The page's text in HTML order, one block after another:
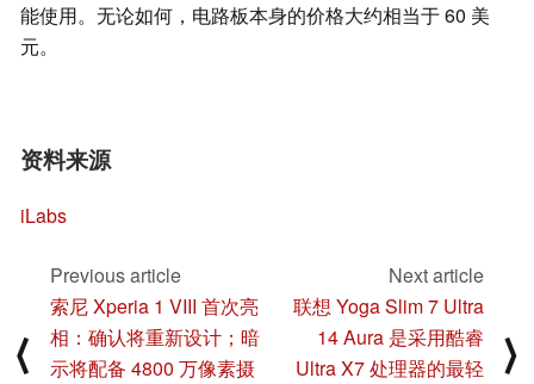
能使用。无论如何，电路板本身的价格大约相当于 60 美
元。
资料来源
iLabs
⟨
Previous article
索尼 Xperia 1 VIII 首次亮
相：确认将重新设计；暗
示将配备 4800 万像素摄
Next article
联想 Yoga Slim 7 Ultra
14 Aura 是采用酷睿
Ultra X7 处理器的最轻
⟩